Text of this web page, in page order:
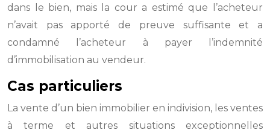
dans le bien, mais la cour a estimé que l’acheteur
n’avait pas apporté de preuve suffisante et a
condamné l’acheteur à payer l’indemnité
d’immobilisation au vendeur.
Cas particuliers
La vente d’un bien immobilier en indivision, les ventes
à terme et autres situations exceptionnelles